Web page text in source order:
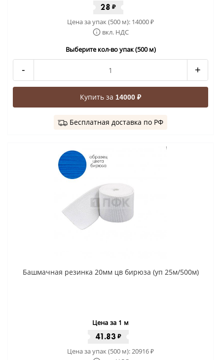
28 ₽
Цена за упак (500 м): 14000₽
вкл. НДС
Выберите кол-во упак (500 м)
- +
Купить за 14000 ₽
Бесплатная доставка по РФ
Башмачная резинка 20мм цв бирюза (уп 25м/500м)
Цена за 1 м
41.83 ₽
Цена за упак (500 м): 20916₽